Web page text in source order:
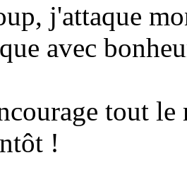
j'attaque
avec
tout
!